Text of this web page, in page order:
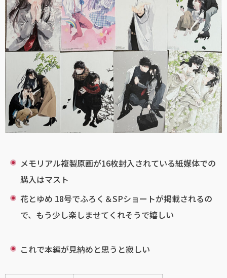
メモリアル複製原画が16枚封入されている紙媒体での
購入はマスト
花とゆめ 18号でふろく＆SPショートが掲載されるの
で、もう少し楽しませてくれそうで嬉しい
これで本編が見納めと思うと寂しい